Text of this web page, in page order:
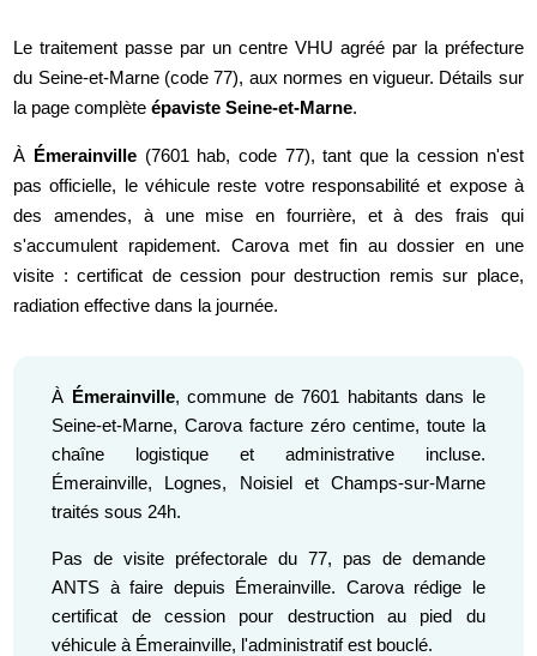
Le traitement passe par un centre VHU agréé par la préfecture
du Seine-et-Marne (code 77), aux normes en vigueur. Détails sur
la page complèteépaviste Seine-et-Marne.
À Émerainville(7601 hab, code 77), tant que la cession n'est
pas officielle, le véhicule reste votre responsabilité et expose à
des amendes, à une mise en fourrière, et à des frais qui
s'accumulent rapidement. Carova met fin au dossier en une
visite : certificat de cession pour destruction remis sur place,
radiation effective dans la journée.
À Émerainville, commune de 7601 habitants dans le
Seine-et-Marne, Carova facture zéro centime, toute la
chaîne logistique et administrative incluse.
Émerainville, Lognes, Noisiel et Champs-sur-Marne
traités sous 24h.
Pas de visite préfectorale du 77, pas de demande
ANTS à faire depuis Émerainville. Carova rédige le
certificat de cession pour destruction au pied du
véhicule à Émerainville, l'administratif est bouclé.